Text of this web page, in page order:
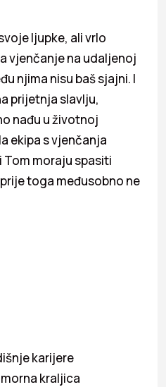
ljupke, ali vrlo
vjenčanje na udaljenoj
njima nisu baš sjajni. I
prijetnja slavlju,
nađu u životnoj
ekipa s vjenčanja
Tom moraju spasiti
toga međusobno ne
karijere
kraljica